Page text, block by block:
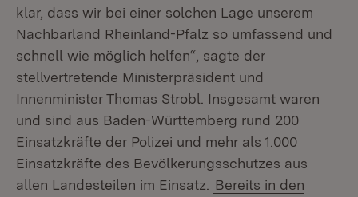
klar, dass wir bei einer solchen Lage unserem
Nachbarland Rheinland-Pfalz so umfassend und
schnell wie möglich helfen“, sagte der
stellvertretende Ministerpräsident und
Innenminister Thomas Strobl. Insgesamt waren
und sind aus Baden-Württemberg rund 200
Einsatzkräfte der Polizei und mehr als 1.000
Einsatzkräfte des Bevölkerungsschutzes aus
allen Landesteilen im Einsatz.
Bereits in den